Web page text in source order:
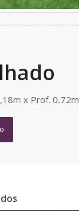
x Prof. 0,72m